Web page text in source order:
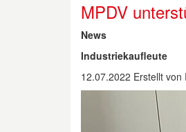
MPDV
News
Industriekaufleute
12.07.2022 Erstellt von